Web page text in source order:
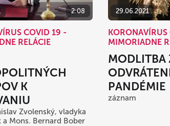
2:08
COVID 19 -
RELÁCIE
K
Zvolenský, vladyka
a Mons. Bernard Bober
29.06.2021
MIMORIADNE
MODLITBA
PANDÉMIE
záznam